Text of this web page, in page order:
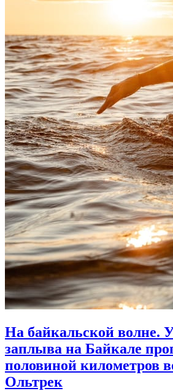
На байкальской волне.
заплыва на Байкале
половиной километров
Ольтрек